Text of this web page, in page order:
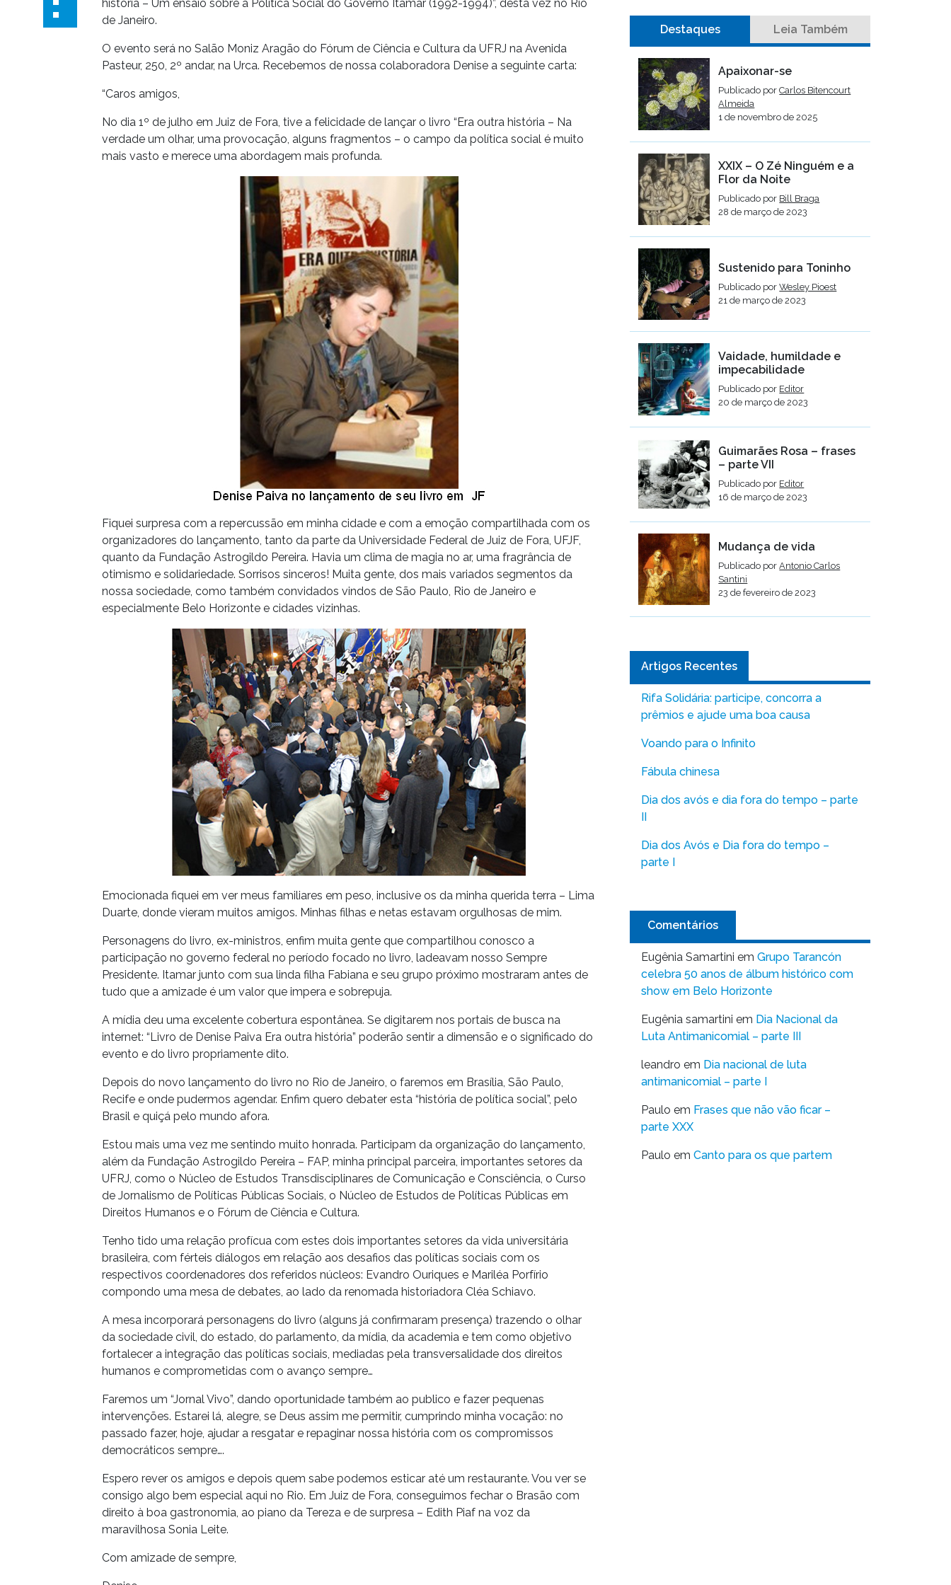
história – Um ensaio sobre a Política Social do Governo Itamar (1992-1994)”, desta vez no Rio
de Janeiro.
O evento será no Salão Moniz Aragão do Fórum de Ciência e Cultura da UFRJ na Avenida
Pasteur, 250, 2º andar, na Urca. Recebemos de nossa colaboradora Denise a seguinte carta:
“Caros amigos,
No dia 1º de julho em Juiz de Fora, tive a felicidade de lançar o livro “Era outra história – Na
verdade um olhar, uma provocação, alguns fragmentos – o campo da política social é muito
mais vasto e merece uma abordagem mais profunda.
Fiquei surpresa com a repercussão em minha cidade e com a emoção compartilhada com os
organizadores do lançamento, tanto da parte da Universidade Federal de Juiz de Fora, UFJF,
quanto da Fundação Astrogildo Pereira. Havia um clima de magia no ar, uma fragrância de
otimismo e solidariedade. Sorrisos sinceros! Muita gente, dos mais variados segmentos da
nossa sociedade, como também convidados vindos de São Paulo, Rio de Janeiro e
especialmente Belo Horizonte e cidades vizinhas.
Emocionada fiquei em ver meus familiares em peso, inclusive os da minha querida terra – Lima
Duarte, donde vieram muitos amigos. Minhas filhas e netas estavam orgulhosas de mim.
Personagens do livro, ex-ministros, enfim muita gente que compartilhou conosco a
participação no governo federal no período focado no livro, ladeavam nosso Sempre
Presidente. Itamar junto com sua linda filha Fabiana e seu grupo próximo mostraram antes de
tudo que a amizade é um valor que impera e sobrepuja.
A mídia deu uma excelente cobertura espontânea. Se digitarem nos portais de busca na
internet: “Livro de Denise Paiva Era outra história” poderão sentir a dimensão e o significado do
evento e do livro propriamente dito.
Depois do novo lançamento do livro no Rio de Janeiro, o faremos em Brasília, São Paulo,
Recife e onde pudermos agendar. Enfim quero debater esta “história de política social”, pelo
Brasil e quiçá pelo mundo afora.
Estou mais uma vez me sentindo muito honrada. Participam da organização do lançamento,
além da Fundação Astrogildo Pereira – FAP, minha principal parceira, importantes setores da
UFRJ, como o Núcleo de Estudos Transdisciplinares de Comunicação e Consciência, o Curso
de Jornalismo de Políticas Públicas Sociais, o Núcleo de Estudos de Políticas Públicas em
Direitos Humanos e o Fórum de Ciência e Cultura.
Tenho tido uma relação profícua com estes dois importantes setores da vida universitária
brasileira, com férteis diálogos em relação aos desafios das políticas sociais com os
respectivos coordenadores dos referidos núcleos: Evandro Ouriques e Mariléa Porfírio
compondo uma mesa de debates, ao lado da renomada historiadora Cléa Schiavo.
A mesa incorporará personagens do livro (alguns já confirmaram presença) trazendo o olhar
da sociedade civil, do estado, do parlamento, da mídia, da academia e tem como objetivo
fortalecer a integração das políticas sociais, mediadas pela transversalidade dos direitos
humanos e comprometidas com o avanço sempre…
Faremos um “Jornal Vivo”, dando oportunidade também ao publico e fazer pequenas
intervenções. Estarei lá, alegre, se Deus assim me permitir, cumprindo minha vocação: no
passado fazer, hoje, ajudar a resgatar e repaginar nossa história com os compromissos
democráticos sempre….
Espero rever os amigos e depois quem sabe podemos esticar até um restaurante. Vou ver se
consigo algo bem especial aqui no Rio. Em Juiz de Fora, conseguimos fechar o Brasão com
direito à boa gastronomia, ao piano da Tereza e de surpresa – Edith Piaf na voz da
maravilhosa Sonia Leite.
Com amizade de sempre,
Destaques Leia Também
Apaixonar-se
Publicado porCarlos Bitencourt
Almeida
1 de novembro de 2025
XXIX – O Zé Ninguém e a
Flor da Noite
Publicado por Bill Braga
28 de março de 2023
Sustenido para Toninho
Publicado porWesley Pioest
21 de março de 2023
Vaidade, humildade e
impecabilidade
Publicado por Editor
20 de março de 2023
Guimarães Rosa – frases
– parte VII
Publicado por Editor
16 de março de 2023
Mudança de vida
Publicado porAntonio Carlos
Santini
23 de fevereiro de 2023
Artigos Recentes
Rifa Solidária: participe, concorra a
prêmios e ajude uma boa causa
Voando para o Infinito
Fábula chinesa
Dia dos avós e dia fora do tempo – parte
II
Dia dos Avós e Dia fora do tempo –
parte I
Comentários
Eugênia Samartini em Grupo Tarancón
celebra 50 anos de álbum histórico com
show em Belo Horizonte
Eugênia samartini em Dia Nacional da
Luta Antimanicomial – parte III
leandro em Dia nacional de luta
antimanicomial – parte I
Paulo em Frases que não vão ficar –
parte XXX
Paulo em Canto para os que partem